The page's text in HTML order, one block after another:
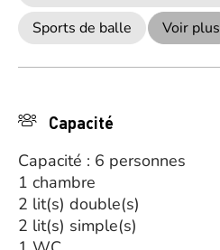
Sports de balle
Voir plus
Capacité
Capacité : 6 personnes
1 chambre
2 lit(s) double(s)
2 lit(s) simple(s)